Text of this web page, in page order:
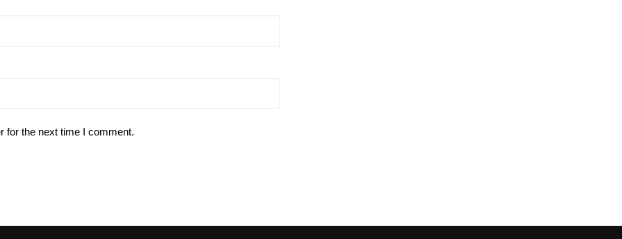
for the next time I comment.